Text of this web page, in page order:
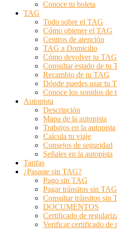
Conoce tu boleta
TAG
Todo sobre el TAG
Cómo obtener el TAG
Centros de atención
TAG a Domicilio
Cómo devolver tu TAG
Consultar estado de tu
Recambio de tu TAG
Dónde puedes usar tu
Conoce los sonidos de
Autopista
Descripción
Mapa de la autopista
Trabajos en la autopista
Calcula tu viaje
Consejos de seguridad
Señales en la autopista
Tarifas
¿Pasaste sin TAG?
Pago sin TAG
Pagar tránsitos sin TAG
Consultar tránsitos sin
DOCUMENTOS
Certificado de
Verificar certificado de